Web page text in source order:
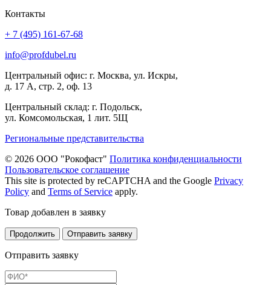
Контакты
+ 7 (495) 161-67-68
info@profdubel.ru
Центральный офис: г. Москва, ул. Искры,
д. 17 А, стр. 2, оф. 13
Центральный склад: г. Подольск,
ул. Комсомольская, 1 лит. 5Щ
Региональные представительства
© 2026 ООО "Рокофаст" Политика конфиденциальности
Пользовательское соглашение
This site is protected by reCAPTCHA and the Google Privacy
Policy and Terms of Service apply.
Товар добавлен в заявку
Продолжить Отправить заявку
Отправить заявку